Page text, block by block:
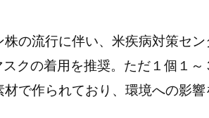
の流行に伴い、米疾病対策セン
クの着用を推奨。ただ１個１～
材で作られており、環境への影